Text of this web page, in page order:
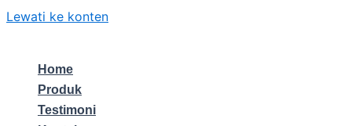
Lewati ke konten
Home
Produk
Testimoni